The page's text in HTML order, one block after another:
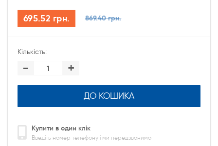
695.52 грн. 869.40 грн.
Кількість:
- +
ДО КОШИКА
Купити в один клік
Введіть номер телефону і ми передзвонимо